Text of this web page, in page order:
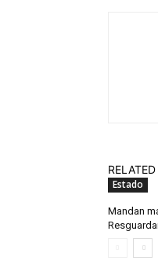
Estado
Mandan